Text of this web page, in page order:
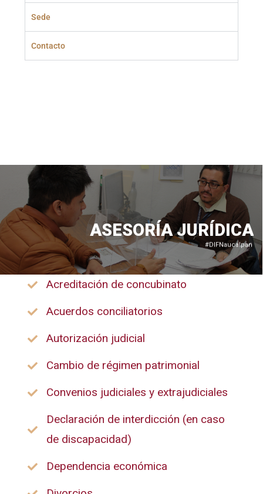
Sede
Contacto
ASESORÍA JURÍDICA
#DIFNaucalpan
Acreditación de concubinato
Acuerdos conciliatorios
Autorización judicial
Cambio de régimen patrimonial
Convenios judiciales y extrajudiciales
Declaración de interdicción (en caso
de discapacidad)
Dependencia económica